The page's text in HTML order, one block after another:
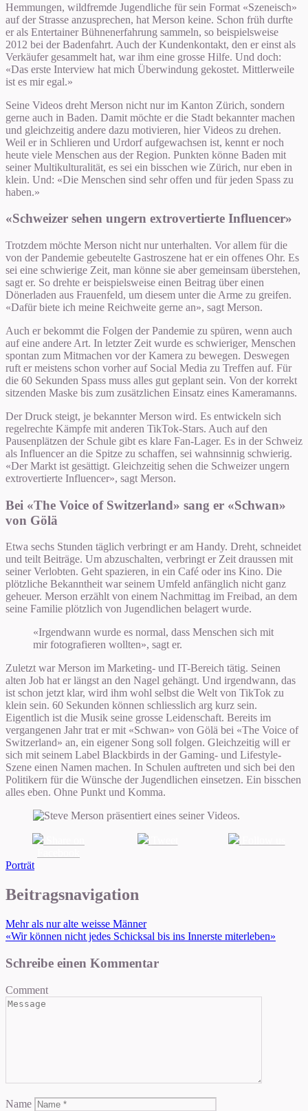
Hemmungen, wildfremde Jugendliche für sein Format «Szeneisch»
auf der Strasse anzusprechen, hat Merson keine. Schon früh durfte
er als Entertainer Bühnenerfahrung sammeln, so beispielsweise
2012 bei der Badenfahrt. Auch der Kundenkontakt, den er einst als
Verkäufer gesammelt hat, war ihm eine grosse Hilfe. Und doch:
«Das erste Interview hat mich Überwindung gekostet. Mittlerweile
ist es mir egal.»
Seine Videos dreht Merson nicht nur im Kanton Zürich, sondern
gerne auch in Baden. Damit möchte er die Stadt bekannter machen
und gleichzeitig andere dazu motivieren, hier Videos zu drehen.
Weil er in Schlieren und Urdorf aufgewachsen ist, kennt er noch
heute viele Menschen aus der Region. Punkten könne Baden mit
seiner Multikulturalität, es sei ein bisschen wie Zürich, nur eben in
klein. Und: «Die Menschen sind sehr offen und für jeden Spass zu
haben.»
«Schweizer sehen ungern extrovertierte Influencer»
Trotzdem möchte Merson nicht nur unterhalten. Vor allem für die
von der Pandemie gebeutelte Gastroszene hat er ein offenes Ohr. Es
sei eine schwierige Zeit, man könne sie aber gemeinsam überstehen,
sagt er. So drehte er beispielsweise einen Beitrag über einen
Dönerladen aus Frauenfeld, um diesem unter die Arme zu greifen.
«Dafür biete ich meine Reichweite gerne an», sagt Merson.
Auch er bekommt die Folgen der Pandemie zu spüren, wenn auch
auf eine andere Art. In letzter Zeit wurde es schwieriger, Menschen
spontan zum Mitmachen vor der Kamera zu bewegen. Deswegen
ruft er meistens schon vorher auf Social Media zu Treffen auf. Für
die 60 Sekunden Spass muss alles gut geplant sein. Von der korrekt
sitzenden Maske bis zum zusätzlichen Einsatz eines Kameramanns.
Der Druck steigt, je bekannter Merson wird. Es entwickeln sich
regelrechte Kämpfe mit anderen TikTok-Stars. Auch auf den
Pausenplätzen der Schule gibt es klare Fan-Lager. Es in der Schweiz
als Influencer an die Spitze zu schaffen, sei wahnsinnig schwierig.
«Der Markt ist gesättigt. Gleichzeitig sehen die Schweizer ungern
extrovertierte Influencer», sagt Merson.
Bei «The Voice of Switzerland» sang er «Schwan»
von Gölä
Etwa sechs Stunden täglich verbringt er am Handy. Dreht, schneidet
und teilt Beiträge. Um abzuschalten, verbringt er Zeit draussen mit
seiner Verlobten. Geht spazieren, in ein Café oder ins Kino. Die
plötzliche Bekanntheit war seinem Umfeld anfänglich nicht ganz
geheuer. Merson erzählt von einem Nachmittag im Freibad, an dem
seine Familie plötzlich von Jugendlichen belagert wurde.
«Irgendwann wurde es normal, dass Menschen sich mit
mir fotografieren wollten», sagt er.
Zuletzt war Merson im Marketing- und IT-Bereich tätig. Seinen
alten Job hat er längst an den Nagel gehängt. Und irgendwann, das
ist schon jetzt klar, wird ihm wohl selbst die Welt von TikTok zu
klein sein. 60 Sekunden können schliesslich arg kurz sein.
Eigentlich ist die Musik seine grosse Leidenschaft. Bereits im
vergangenen Jahr trat er mit «Schwan» von Gölä bei «The Voice of
Switzerland» an, ein eigener Song soll folgen. Gleichzeitig will er
sich mit seinem Label Blackbirds in der Gaming- und Lifestyle-
Szene einen Namen machen. In Schulen auftreten und sich bei den
Politikern für die Wünsche der Jugendlichen einsetzen. Ein bisschen
alles eben. Ohne Punkt und Komma.
Porträt
Beitragsnavigation
Mehr als nur alte weisse Männer
«Wir können nicht jedes Schicksal bis ins Innerste miterleben»
Schreibe einen Kommentar
Comment
Name